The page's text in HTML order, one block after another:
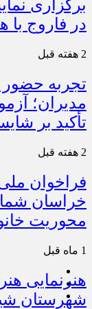
برگزاری
در فاروج با
2 هفته قبل
تجربه حضور
مدیران؛
تأکید بر
2 هفته قبل
فراخوان
خراسان
محوریت
1 ماه قبل
هنرنمایی
شهرستان